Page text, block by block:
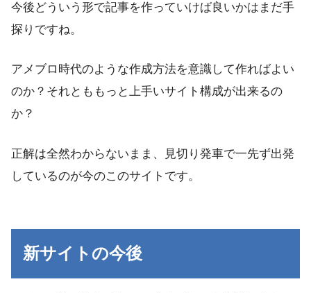
今後どういう形で記事を作っていけば良いかはまだ手
探りですね。
アメブロ時代のような作成方法を意識して作ればよい
のか？それとももっと上手いサイト構成が出来るの
か？
正解は全然わからないまま、見切り発車で一先ず出発
しているのが今のこのサイトです。
新サイトの今後